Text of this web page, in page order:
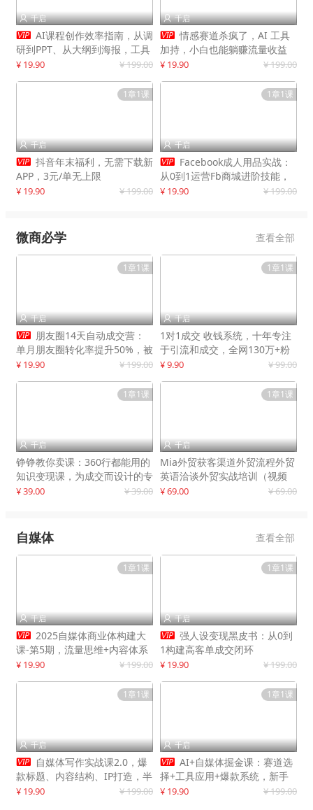
 千启
 AI课程创作效率指南，从调
研到PPT、从大纲到海报，工具
赋能，打造可持续变现产品线
¥ 19.90 ¥ 199.00
 千启
 情感赛道杀疯了，AI 工具
加持，小白也能躺赚流量收益
¥ 19.90 ¥ 199.00
1章1课
 千启
 抖音年末福利，无需下载新
APP，3元/单无上限
¥ 19.90 ¥ 199.00
1章1课
 千启
 Facebook成人用品实战：
从0到1运营Fb商城进阶技能，
快速提升订单转化与店铺收益
¥ 19.90 ¥ 199.00
微商必学 查看全部
1章1课
 千启
 朋友圈14天自动成交营：
单月朋友圈转化率提升50%，被
动收入超3万元
¥ 19.90 ¥ 199.00
1章1课
 千启
1对1成交 收钱系统，十年专注
于引流和成交，全网130万+粉
丝
¥ 9.90 ¥ 99.00
1章1课
 千启
铮铮教你卖课：360行都能用的
知识变现课，为成交而设计的专
属课程
¥ 39.00 ¥ 39.00
1章1课
 千启
Mia外贸获客渠道外贸流程外贸
英语洽谈外贸实战培训（视频
课）价值399元
¥ 69.00 ¥ 69.00
自媒体 查看全部
1章1课
 千启
 2025自媒体商业体构建大
课-第5期，流量思维+内容体系
+变现闭环，打造个人可持续生
¥ 19.90 ¥ 199.00
1章1课
 千启
 强人设变现黑皮书：从0到
1构建高客单成交闭环
¥ 19.90 ¥ 199.00
1章1课
 千启
 自媒体写作实战课2.0，爆
款标题、内容结构、IP打造，半
年复制30万粉月入10万+
¥ 19.90 ¥ 199.00
1章1课
 千启
 AI+自媒体掘金课：赛道选
择+工具应用+爆款系统，新手
快速起步，副业月入8000+
¥ 19.90 ¥ 199.00